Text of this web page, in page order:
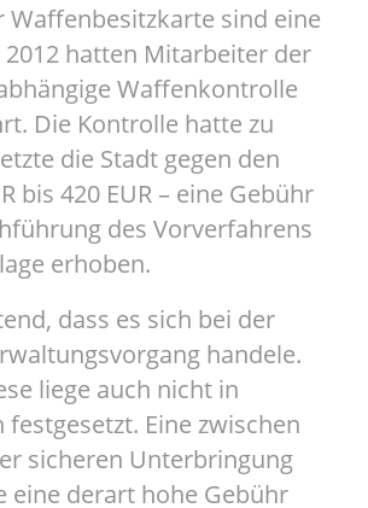
Waffenbesitzkarte sind eine
2012 hatten Mitarbeiter der
Waffenkontrolle
Die Kontrolle hatte zu
die Stadt gegen den
bis 420 EUR – eine Gebühr
des Vorverfahrens
erhoben.
dass es sich bei der
handele.
liege auch nicht in
Eine zwischen
sicheren Unterbringung
eine derart hohe Gebühr